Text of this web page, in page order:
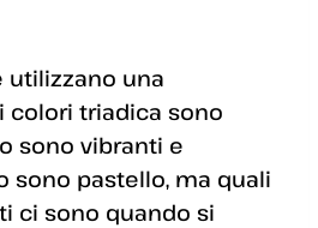
utilizzano una
colori triadica sono
sono vibranti e
sono pastello, ma quali
ci sono quando si